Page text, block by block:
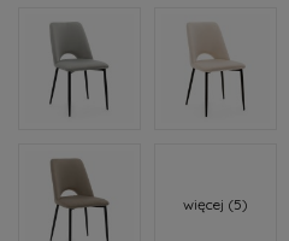
więcej (5)